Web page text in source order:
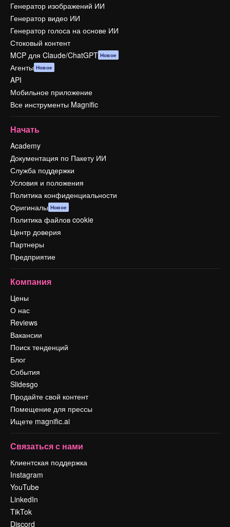
Генератор изображений ИИ
Генератор видео ИИ
Генератор голоса на основе ИИ
Стоковый контент
MCP для Claude/ChatGPT Новое
Агенты Новое
API
Мобильное приложение
Все инструменты Magnific
Начать
Academy
Документация по Пакету ИИ
Служба поддержки
Условия и положения
Политика конфиденциальности
Оригиналы Новое
Политика файлов cookie
Центр доверия
Партнеры
Предприятие
Компания
Цены
О нас
Reviews
Вакансии
Поиск тенденций
Блог
События
Slidesgo
Продайте свой контент
Помещение для прессы
Ищете magnific.ai
Связаться с нами
Клиентская поддержка
Instagram
YouTube
LinkedIn
TikTok
Discord